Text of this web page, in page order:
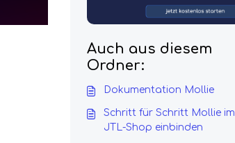
Auch aus diesem
Ordner:
Dokumentation Mollie
Schritt für Schritt Mollie im
JTL-Shop einbinden